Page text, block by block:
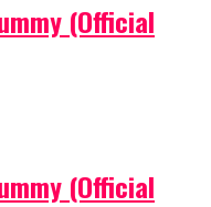
(Official
(Official